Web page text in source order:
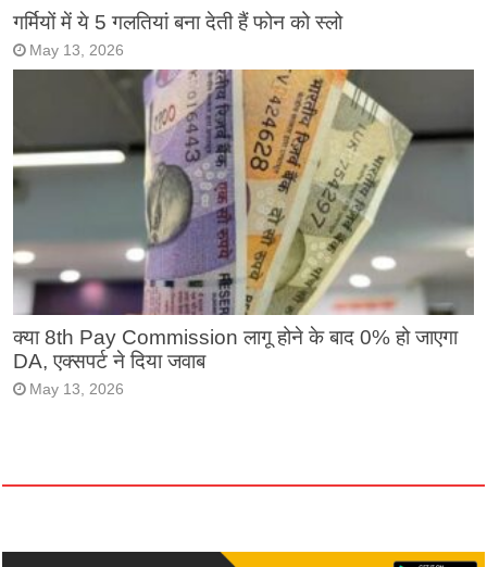
गर्मियों में ये 5 गलतियां बना देती हैं फोन को स्लो
May 13, 2026
क्या 8th Pay Commission लागू होने के बाद 0% हो जाएगा
DA, एक्सपर्ट ने दिया जवाब
May 13, 2026